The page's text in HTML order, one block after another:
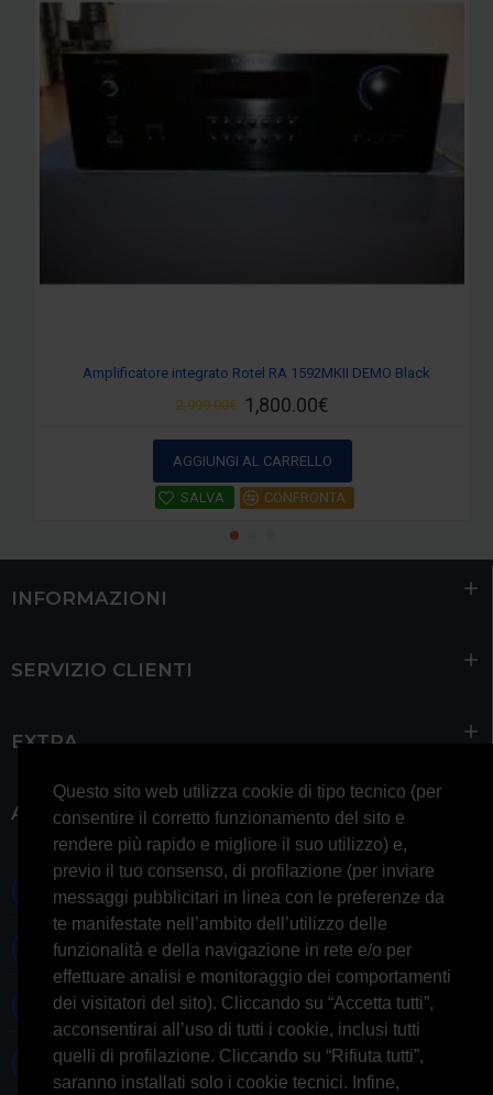
Questo sito web utilizza cookie di tipo tecnico (per
consentire il corretto funzionamento del sito e
rendere più rapido e migliore il suo utilizzo) e,
previo il tuo consenso, di profilazione (per inviare
messaggi pubblicitari in linea con le preferenze da
te manifestate nell’ambito dell’utilizzo delle
funzionalità e della navigazione in rete e/o per
effettuare analisi e monitoraggio dei comportamenti
dei visitatori del sito). Cliccando su “Accetta tutti”,
acconsentirai all’uso di tutti i cookie, inclusi tutti
quelli di profilazione. Cliccando su “Rifiuta tutti”,
saranno installati solo i cookie tecnici. Infine,
Amplificatore integrato Rotel RA 1592MKII DEMO Black
1,800.00€
2,999.00€
AGGIUNGI AL CARRELLO
SALVA CONFRONTA
INFORMAZIONI
SERVIZIO CLIENTI
EXTRA
ACCOUNT
0697245677 0697245678
Whatsapp 3314433674
Informazioni generiche
Informazioni commerciali